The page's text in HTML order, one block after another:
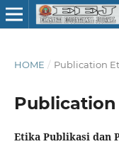
HOME / Publication
Etika Publikasi dan